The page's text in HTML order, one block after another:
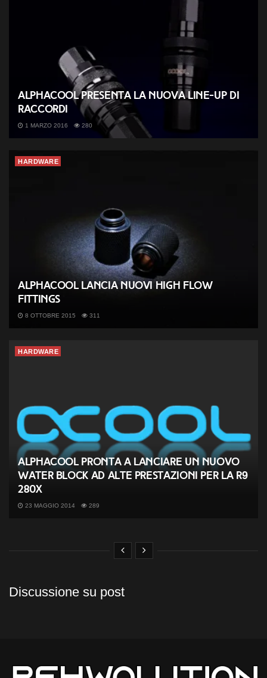
Alphacool presenta la nuova line-up di
raccordi
1 MARZO 2016 280
HARDWARE
Alphacool lancia nuovi High Flow
fittings
8 OTTOBRE 2015 311
HARDWARE
AlphaCool pronta a lanciare un nuovo
Water Block ad alte prestazioni per la R9
280X
23 MAGGIO 2014 289
Discussione su post